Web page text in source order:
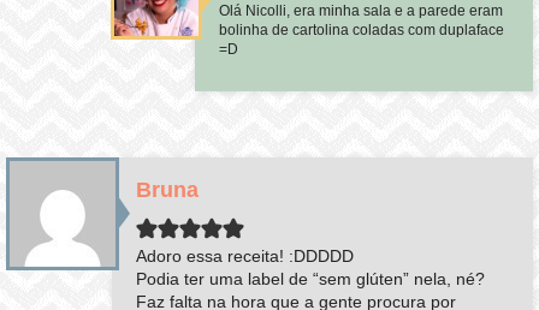
Olá Nicolli, era minha sala e a parede eram
bolinha de cartolina coladas com duplaface
=D
Bruna
Adoro essa receita! :DDDDD
Podia ter uma label de “sem glúten” nela, né?
Faz falta na hora que a gente procura por